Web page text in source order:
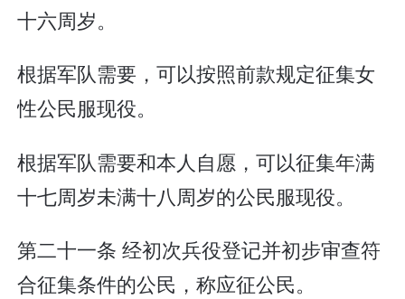
十六周岁。
根据军队需要，可以按照前款规定征集女
性公民服现役。
根据军队需要和本人自愿，可以征集年满
十七周岁未满十八周岁的公民服现役。
第二十一条 经初次兵役登记并初步审查符
合征集条件的公民，称应征公民。